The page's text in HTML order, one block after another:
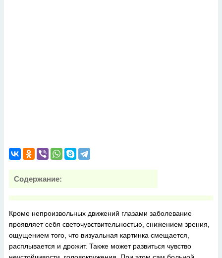
Содержание:
Кроме непроизвольных движений глазами заболевание
проявляет себя светочувствительностью, снижением зрения,
ощущением того, что визуальная картинка смещается,
расплывается и дрожит. Также может развиться чувство